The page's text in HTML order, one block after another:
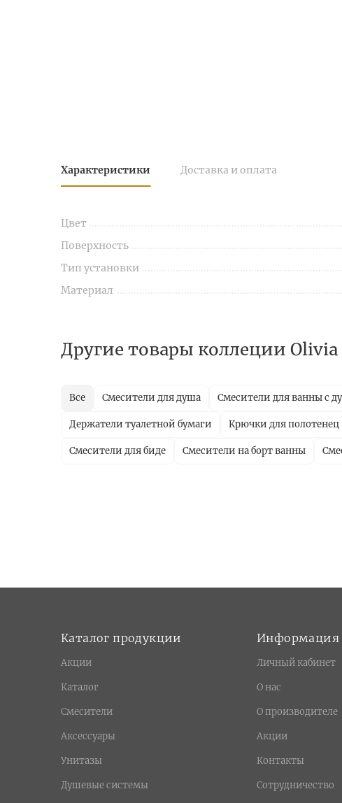
Характеристики Доставка и оплата
Цвет
Поверхность
Тип установки
Материал
Другие товары коллеции Olivia
Все Смесители для душа Смесители для ванны с
Держатели туалетной бумаги Крючки для полотенец
Смесители для биде Смесители на борт ванны
Каталог продукции
Акции
Каталог
Смесители
Аксессуары
Унитазы
Душевые системы
Информация
Личный кабинет
О нас
О производителе
Акции
Контакты
Сотрудничество